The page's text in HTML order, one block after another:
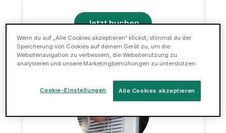
Jetzt buchen
Wenn du auf „Alle Cookies akzeptieren“ klickst, stimmst du der
Speicherung von Cookies auf deinem Gerät zu, um die
Websitenavigation zu verbessern, die Websitenutzung zu
analysieren und unsere Marketingbemühungen zu unterstützen.
Alle Cookies akzeptieren
Cookie-Einstellungen